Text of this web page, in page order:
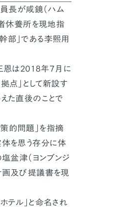
長が咸鏡（ハム
者休養所を現地指
部」である李煕用
恩は2018年7月に
点」として新設す
た直後のことで
的問題」を指摘
体を思う存分に体
盆津（ヨンブンジ
画及び提議書を現
テル」と命名され